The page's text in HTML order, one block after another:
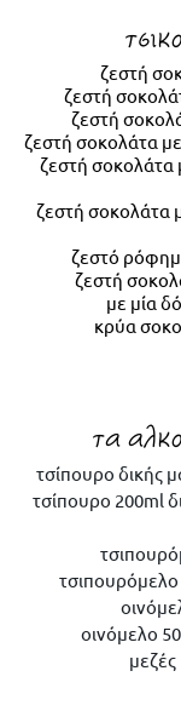
ζεστή
ζεστή
ζεστή
ζεστή σοκολάτα
ζεστή
ζεστή σοκολάτα
ζεστό
ζεστή
με μία
κρύα
τα
τσίπουρο
τσίπουρο 200ml